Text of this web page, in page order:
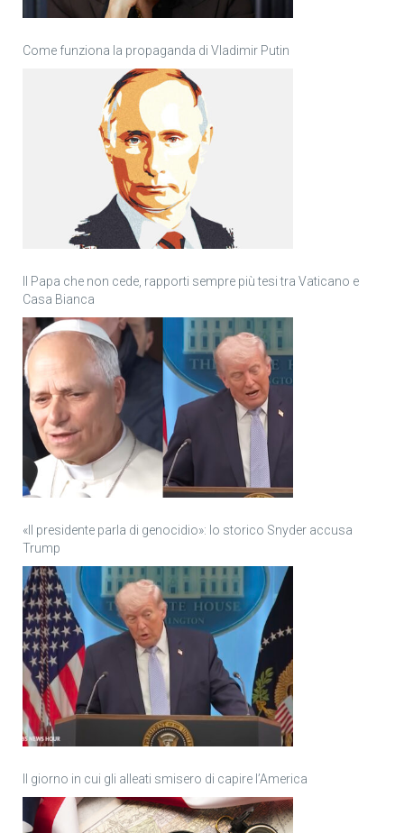
Come funziona la propaganda di Vladimir Putin
Il Papa che non cede, rapporti sempre più tesi tra Vaticano e
Casa Bianca
«Il presidente parla di genocidio»: lo storico Snyder accusa
Trump
Il giorno in cui gli alleati smisero di capire l’America